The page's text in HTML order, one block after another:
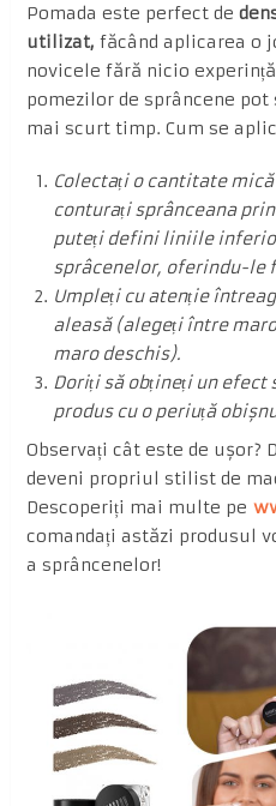
Pomada este perfect de
utilizat, făcând aplicarea o
novicele fără nicio
pomezilor de sprâncene
mai scurt timp. Cum se
Colectați o cantitate
conturați sprânceana
puteți defini liniile
sprâcenelor, oferindu-le
Umpleți cu atenție
aleasă (alegeți între
maro deschis).
Doriți să obțineți un efect
produs cu o periuță
Observați cât este de ușor?
deveni propriul stilist de
Descoperiți mai multe pe
comandați astăzi produsul
a sprâncenelor!